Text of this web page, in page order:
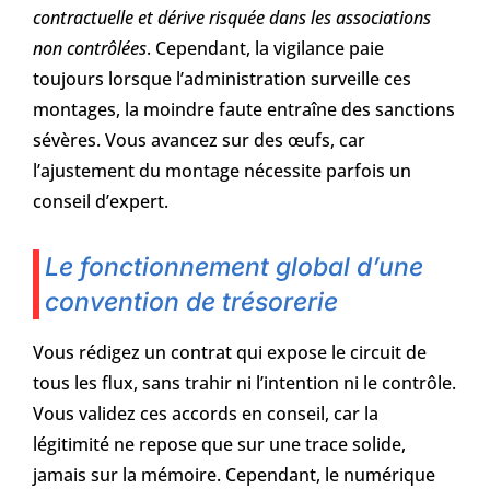
contractuelle et dérive risquée dans les associations
non contrôlées. Cependant, la vigilance paie
toujours lorsque l’administration surveille ces
montages, la moindre faute entraîne des sanctions
sévères. Vous avancez sur des œufs, car
l’ajustement du montage nécessite parfois un
conseil d’expert.
Le fonctionnement global d’une
convention de trésorerie
Vous rédigez un contrat qui expose le circuit de
tous les flux, sans trahir ni l’intention ni le contrôle.
Vous validez ces accords en conseil, car la
légitimité ne repose que sur une trace solide,
jamais sur la mémoire. Cependant, le numérique